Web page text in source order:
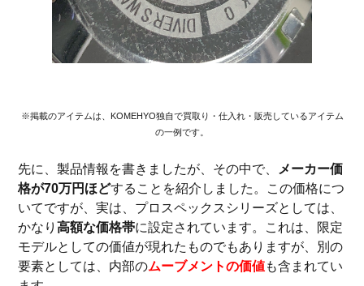
※掲載のアイテムは、KOMEHYO独自で買取り・仕入れ・販売しているアイテム
の一例です。
先に、製品情報を書きましたが、その中で、
メーカー価
格が70万円ほどすることを紹介しました。この価格につ
いてですが、実は、プロスペックスシリーズとしては、
かなり高額な価格帯に設定されています。これは、限定
モデルとしての価値が現れたものでもありますが、別の
要素としては、内部のムーブメントの価値も含まれてい